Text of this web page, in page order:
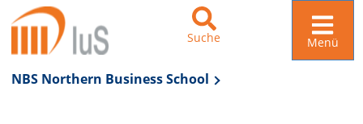
Suche Menü
NBS Northern Business School